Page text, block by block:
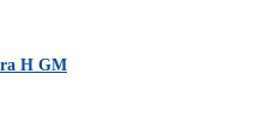
H GM